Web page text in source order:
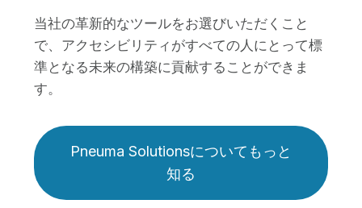
当社の革新的なツールをお選びいただくこと
で、アクセシビリティがすべての人にとって標
準となる未来の構築に貢献することができま
す。
Pneuma Solutionsについてもっと
知る